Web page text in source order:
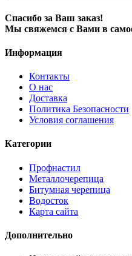
Спасибо за Ваш заказ!
Мы свяжемся с Вами в
Информация
Контакты
О нас
Доставка
Политика Безопасности
Условия соглашения
Категории
Профнастил
Металлочерепица
Битумная черепица
Водосток
Карта сайта
Дополнительно